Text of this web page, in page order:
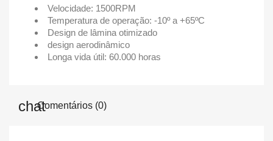
Velocidade: 1500RPM
Temperatura de operação: -10º a +65ºC
Design de lâmina otimizado
design aerodinâmico
Longa vida útil: 60.000 horas
Comentários (0)